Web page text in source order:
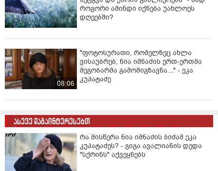
ძალადობას არასრულწლოვნის თანდასწრებით.
მოგვიანებით პროკურატურამ ბასილაშვილს
ბრალდება დაუზუსტა და მას ძალადობის რამდენიმე
პროკურატურის ინფორმაციით, გამოძიებით
დადგინდა, რომ 2020 წლის 21 მაისს თბილისში,
ავჭალის დასახლებაში, ნიკოლოზ ბასილაშვილმა
მეუღლის, ნელი დოროყაშვილის მიმართ ფიზიკური
ძალადობა განახორციელა. სამართალდამცველებმა
ნიკოლოზ ბასილაშვილი 2020 წლის 22 მაისს
დააკავეს. სასამართლომ ბასილაშვილის აღკვეთის
ღონისძიების საკითხზე იმსჯელა და ის 100 000-
ლარიანი გირაოს სანაცვლოდ გაათავისუფლა.
როგორი ამინდი იქნება უახლოეს
დღეებში?
08:06
"ფოტოსურათი, რომელზეც ახლა
ვისაუბრებ, ნია იმნაძის ერთ-ერთმა
მეგობარმა გამომიგზავნა..." - ეკა
კუპატაძე
ასევე დაგაინტერესებთ
რა მისწერა ნია იმნაძის ბიძამ ეკა
კუპატაძეს? - გიგა ავალიანის დედა
"სქრინს" აქვეყნებს